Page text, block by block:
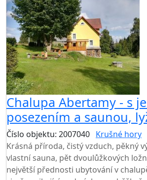
Chalupa Abertamy - s
posezením a saunou,
Číslo objektu: 2007040 Krušné hory
Krásná příroda, čistý vzduch, pěkný
vlastní sauna, pět dvoulůžkových
největší přednosti ubytování v